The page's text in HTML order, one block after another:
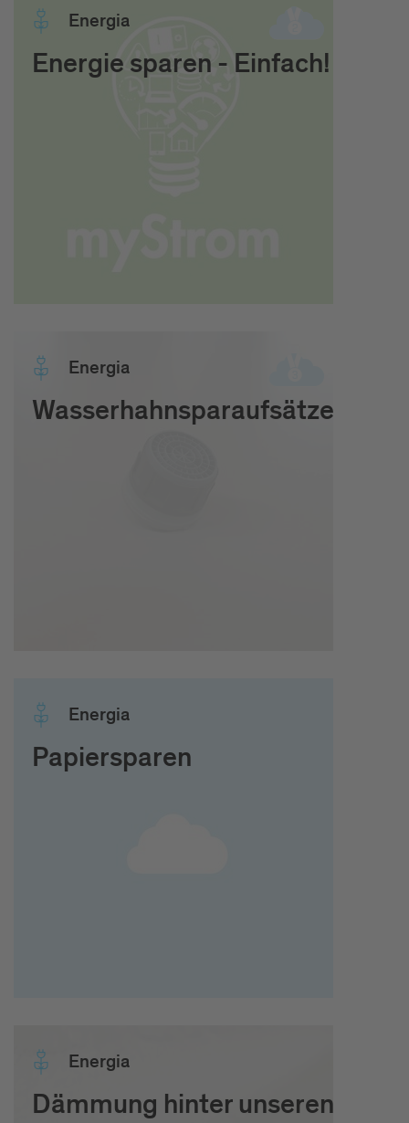
Ener­gia
Energie sparen - Einfach!
Ener­gia
Wasserhahnsparaufsätze
Ener­gia
Papiersparen
Ener­gia
Dämmung hinter unseren